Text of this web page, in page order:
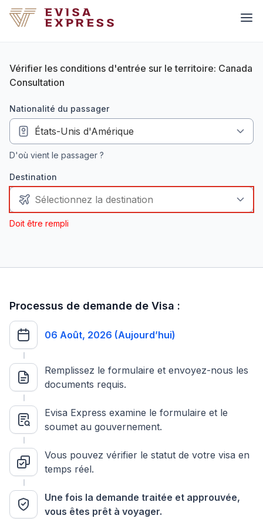
Vérifier les conditions d'entrée sur le territoire: Canada
Consultation
nationalité du passager
D'où vient le passager ?
Destination
Doit être rempli
Processus de demande de Visa :
06 Août, 2026 (Aujourd’hui)
Remplissez le formulaire et envoyez-nous les
documents requis.
Evisa Express examine le formulaire et le
soumet au gouvernement.
Vous pouvez vérifier le statut de votre visa en
temps réel.
Une fois la demande traitée et approuvée,
vous êtes prêt à voyager.